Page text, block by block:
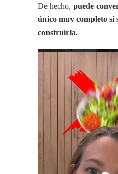
De hecho, puede
único muy completo si
construirla.